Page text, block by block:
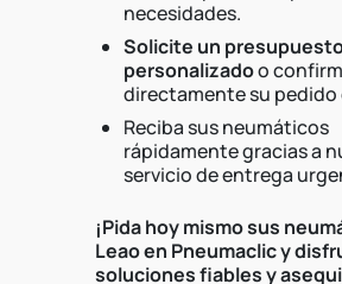
necesidades.
Solicite un
personalizadoo
directamente su pedido
Reciba sus neumáticos
rápidamente gracias a
servicio de entrega
¡Pida hoy mismo sus
Leao en Pneumaclic y
soluciones fiables y